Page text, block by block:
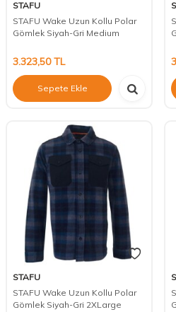
STAFU
STAFU Wake Uzun Kollu Polar
Gömlek Siyah-Gri Medium
3.323,50TL
Sepete Ekle
STAFU
STAFU Wake Uzun Kollu Polar
Gömlek Siyah-Gri 2XLarge